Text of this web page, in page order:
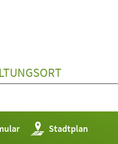
Stadtplan
(Öffnet
in